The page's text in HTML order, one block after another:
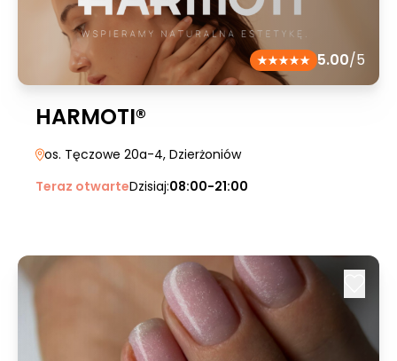
5.00/5
HARMOTI®
os. Tęczowe 20a-4, Dzierżoniów
Teraz otwarteDzisiaj:08:00-21:00